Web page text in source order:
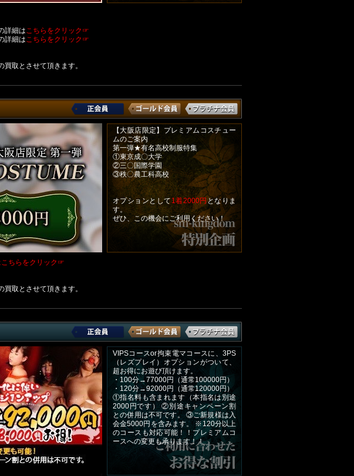
詳細はこちらをクリック☞
詳細はこちらをクリック☞
取とさせて頂きます。
【大阪店限定】プレミアムコスチュー
ムのご案内
第一弾★有名高校制服特集
①東京成〇大学
②三〇国際学園
③秩〇農工科高校
オプションとして1着2000円となりま
す。
ぜひ、この機会にご利用ください！
ちらをクリック☞
取とさせて頂きます。
VIPSコースor拘束電マコースに、3PS
（レズプレイ）オプションがついて、
超お得にお遊び頂けます。
・100分→77000円（通常100000円）
・120分→92000円（通常120000円）
①指名料も含まれます（本指名は別途
2000円です） ②別途キャンペーン割
との併用は不可です。 ③ご新規様は入
会金5000円を含みます。 ※120分以上
のコースも対応可能！！プレミアムコ
ースへの変更も承ります！！